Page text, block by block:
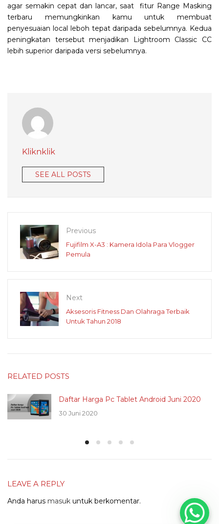
agar semakin cepat dan lancar, saat fitur Range Masking
terbaru memungkinkan kamu untuk membuat
penyesuaian local leboh tepat daripada sebelumnya. Kedua
peningkatan tersebut menjadikan Lightroom Classic CC
lebih superior daripada versi sebelumnya.
Kliknklik
SEE ALL POSTS
Previous
Fujifilm X-A3 : Kamera Idola Para Vlogger
Pemula
Next
Aksesoris Fitness Dan Olahraga Terbaik
Untuk Tahun 2018
RELATED POSTS
Daftar Harga Pc Tablet Android Juni 2020
30 Juni 2020
LEAVE A REPLY
Anda harus masuk untuk berkomentar.